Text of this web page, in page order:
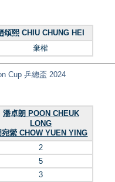
頌熙 CHIU CHUNG HEI
棄權
Cup 乒總盃 2024
潘卓朗 POON CHEUK
LONG
宛縈 CHOW YUEN YING
2
5
3